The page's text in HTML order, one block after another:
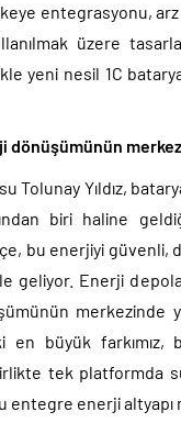
entegrasyonu,
üzere
yeni nesil 1C
dönüşümünün
Tolunay Yıldız,
biri haline
bu enerjiyi
geliyor. Enerji
merkezinde
en büyük farkımız,
tek platformda
entegre enerji